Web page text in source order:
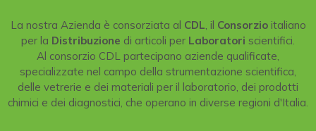
La nostra Azienda è consorziata al CDL , il Consorzioitaliano
per la Distribuzione di articoli per Laboratori scientifici.
Al consorzio CDL partecipano aziende qualificate,
specializzate nel campo della strumentazione scientifica,
delle vetrerie e dei materiali per il laboratorio, dei prodotti
chimici e dei diagnostici, che operano in diverse regioni d'Italia.